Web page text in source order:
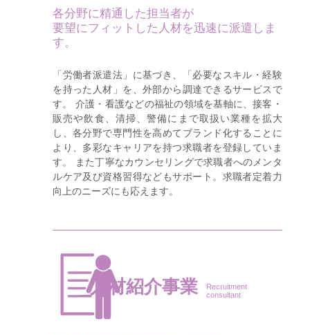
各分野に精通した担当者が
要望にフィットした人材を迅速に派遣しま
す。
「労働者派遣法」に基づき、「必要なスキル・経験
を持った人材」を、外部から調達できるサービスで
す。 介護・看護などの福祉の領域を基軸に、接客・
販売や飲食、清掃、警備にまで取扱い業種を拡大
し、各分野で専門性を高めてブランド化することに
より、多彩なキャリアを持つ求職者を登録していま
す。 また丁寧なカウンセリングで求職者へのメンタ
ルケア及び資格習得などもサポート。求職者定着力
向上のニーズにも応えます。
人材紹介事業
Recruitment
consultant